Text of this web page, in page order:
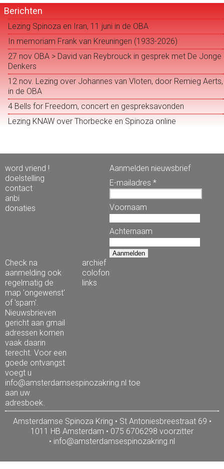
Berichten
Lezing Spinoza en Iran, 11 juni in de OBA
In memoriam Frank van Kreuningen (1933-2026)
27 nov OBA > David van Reybrouck in gesprek met De Jonge
Denkers
12 nov. Lezing over Johannes van Vloten, door Remieg Aerts,
in de OBA
4 Bells for Freedom, concert en gespreksavonden
Lezing KNAW over Thorbecke en Spinoza online
word vriend !
doelstelling
contact
anbi
donaties
Aanmelden nieuwsbrief
E-mailadres *
Voornaam
Achternaam
Check na
aanmelding ook
regelmatig de
map 'ongewenst'
of 'spam'.
Nieuwsbrieven
gericht aan gmail
adressen komen
vaak daarin
terecht. Voor een
goede ontvangst
voegt u
info@amsterdamsespinozakring.nl toe
aan uw
adresboek.
archief
colofon
links
Amsterdamse Spinoza Kring • St Antoniesbreestraat 69 •
1011 HB Amsterdam • 075 6706298 voorzitter
• info@amsterdamsespinozakring.nl